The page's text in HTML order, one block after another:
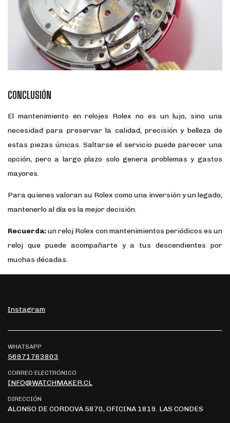
CONCLUSIÓN
El mantenimiento en relojes Rolex no es un lujo, sino una
necesidad para preservar la calidad, precisión y belleza de
estas piezas únicas. Saltarse el servicio puede parecer una
opción, pero a largo plazo solo genera problemas y gastos
mayores.
Para quienes valoran su Rolex como una inversión y un legado,
mantenerlo al día es la mejor decisión.
Recuerda:un reloj Rolex con mantenimientos periódicos es un
reloj que puede acompañarte y a tus descendientes por
muchas décadas.
Instagram
WHATSAPP
56971763803
CORREO ELECTRÓNICO
INFO@WATCHMAKER.CL
DIRECCIÓN
ALONSO DE CORDOVA 5870, OFICINA 1819. LAS CONDES